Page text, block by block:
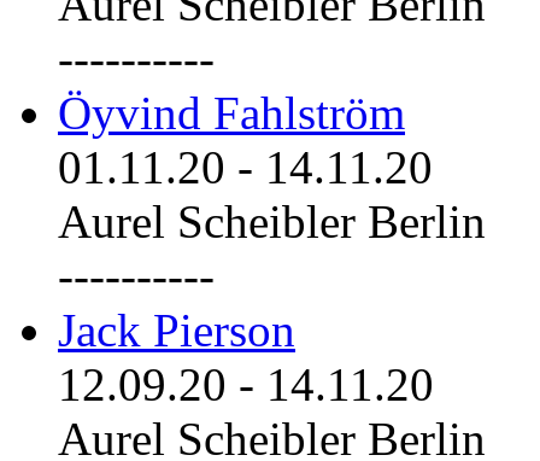
----------
Öyvind Fahlström
01.11.20 - 14.11.20
Aurel Scheibler Berlin
----------
Jack Pierson
12.09.20 - 14.11.20
Aurel Scheibler Berlin